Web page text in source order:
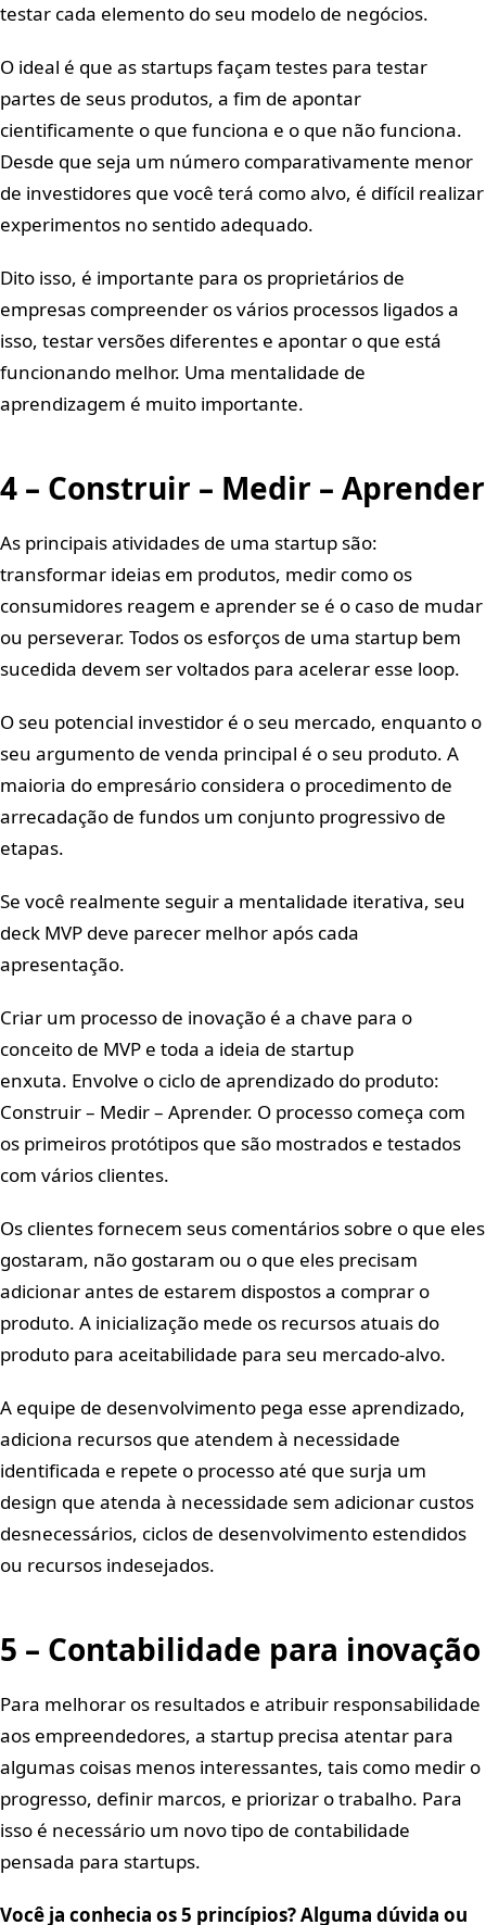
testar cada elemento do seu modelo de negócios.
O ideal é que as startups façam testes para testar
partes de seus produtos, a fim de apontar
cientificamente o que funciona e o que não funciona.
Desde que seja um número comparativamente menor
de investidores que você terá como alvo, é difícil realizar
experimentos no sentido adequado.
Dito isso, é importante para os proprietários de
empresas compreender os vários processos ligados a
isso, testar versões diferentes e apontar o que está
funcionando melhor. Uma mentalidade de
aprendizagem é muito importante.
4 – Construir – Medir – Aprender
As principais atividades de uma startup são:
transformar ideias em produtos, medir como os
consumidores reagem e aprender se é o caso de mudar
ou perseverar. Todos os esforços de uma startup bem
sucedida devem ser voltados para acelerar esse loop.
O seu potencial investidor é o seu mercado, enquanto o
seu argumento de venda principal é o seu produto. A
maioria do empresário considera o procedimento de
arrecadação de fundos um conjunto progressivo de
etapas.
Se você realmente seguir a mentalidade iterativa, seu
deck MVP deve parecer melhor após cada
apresentação.
Criar um processo de inovação é a chave para o
conceito de MVP e toda a ideia de startup
enxuta. Envolve o ciclo de aprendizado do produto:
Construir – Medir – Aprender. O processo começa com
os primeiros protótipos que são mostrados e testados
com vários clientes.
Os clientes fornecem seus comentários sobre o que eles
gostaram, não gostaram ou o que eles precisam
adicionar antes de estarem dispostos a comprar o
produto. A inicialização mede os recursos atuais do
produto para aceitabilidade para seu mercado-alvo.
A equipe de desenvolvimento pega esse aprendizado,
adiciona recursos que atendem à necessidade
identificada e repete o processo até que surja um
design que atenda à necessidade sem adicionar custos
desnecessários, ciclos de desenvolvimento estendidos
ou recursos indesejados.
5 – Contabilidade para inovação
Para melhorar os resultados e atribuir responsabilidade
aos empreendedores, a startup precisa atentar para
algumas coisas menos interessantes, tais como medir o
progresso, definir marcos, e priorizar o trabalho. Para
isso é necessário um novo tipo de contabilidade
pensada para startups.
Você ja conhecia os 5 princípios? Alguma dúvida ou